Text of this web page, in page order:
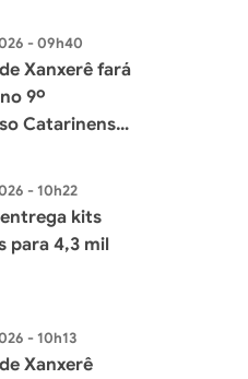
- 09h40
Xanxerê fará
9º
Catarinense
- 10h22
kits
para 4,3 mil
- 10h13
Xanxerê